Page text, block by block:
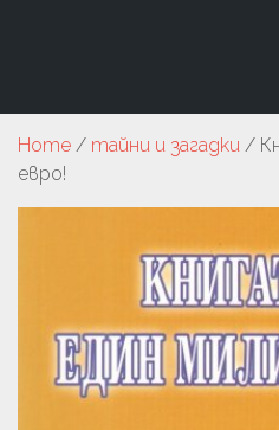
Home / тайни и загадки /
евро!